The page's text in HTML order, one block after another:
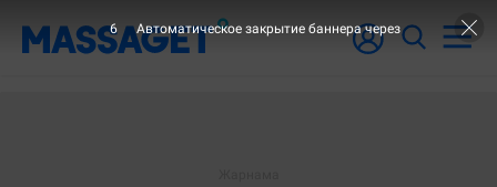
6 Автоматическое закрытие баннера через